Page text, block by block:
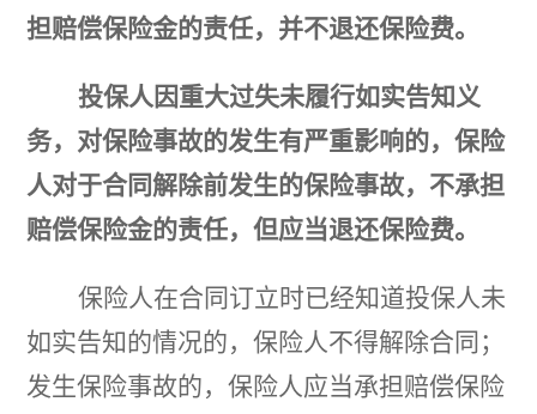
担赔偿保险金的责任，并不退还保险费。
投保人因重大过失未履行如实告知义
务，对保险事故的发生有严重影响的，保险
人对于合同解除前发生的保险事故，不承担
赔偿保险金的责任，但应当退还保险费。
保险人在合同订立时已经知道投保人未
如实告知的情况的，保险人不得解除合同；
发生保险事故的，保险人应当承担赔偿保险